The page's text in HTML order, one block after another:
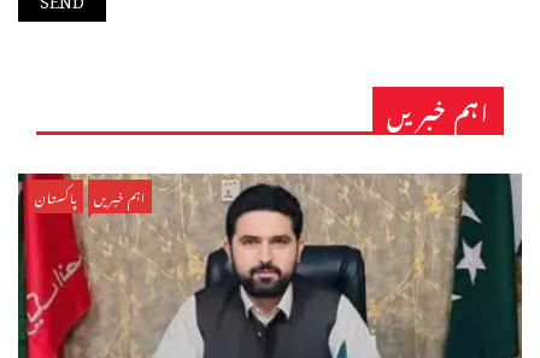
اہم خبریں
اہم خبریں پاکستان